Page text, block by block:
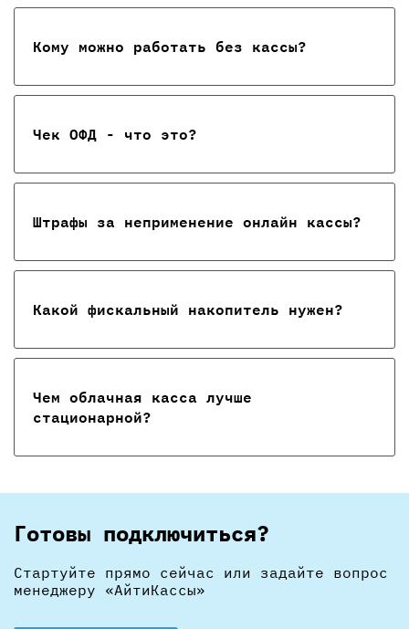
Кому можно работать без кассы?
Чек ОФД - что это?
Штрафы за неприменение онлайн кассы?
Какой фискальный накопитель нужен?
Чем облачная касса лучше
стационарной?
Готовы подключиться?
Стартуйте прямо сейчас или задайте вопрос
менеджеру «АйтиКассы»